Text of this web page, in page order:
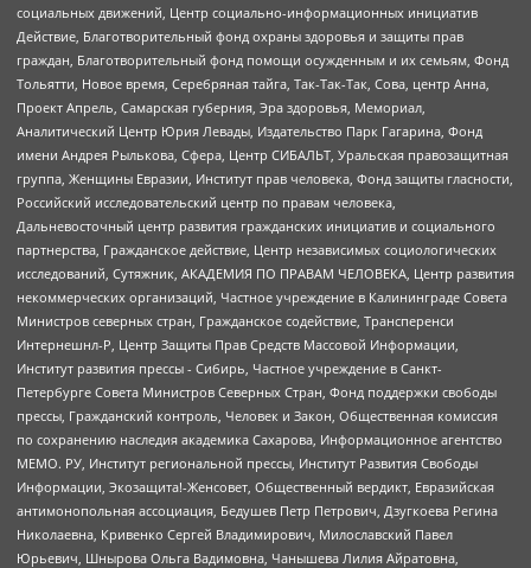
социальных движений, Центр социально-информационных инициатив
Действие, Благотворительный фонд охраны здоровья и защиты прав
граждан, Благотворительный фонд помощи осужденным и их семьям, Фонд
Тольятти, Новое время, Серебряная тайга, Так-Так-Так, Сова, центр Анна,
Проект Апрель, Самарская губерния, Эра здоровья, Мемориал,
Аналитический Центр Юрия Левады, Издательство Парк Гагарина, Фонд
имени Андрея Рылькова, Сфера, Центр СИБАЛЬТ, Уральская правозащитная
группа, Женщины Евразии, Институт прав человека, Фонд защиты гласности,
Российский исследовательский центр по правам человека,
Дальневосточный центр развития гражданских инициатив и социального
партнерства, Гражданское действие, Центр независимых социологических
исследований, Сутяжник, АКАДЕМИЯ ПО ПРАВАМ ЧЕЛОВЕКА, Центр развития
некоммерческих организаций, Частное учреждение в Калининграде Совета
Министров северных стран, Гражданское содействие, Трансперенси
Интернешнл-Р, Центр Защиты Прав Средств Массовой Информации,
Институт развития прессы - Сибирь, Частное учреждение в Санкт-
Петербурге Совета Министров Северных Стран, Фонд поддержки свободы
прессы, Гражданский контроль, Человек и Закон, Общественная комиссия
по сохранению наследия академика Сахарова, Информационное агентство
МЕМО. РУ, Институт региональной прессы, Институт Развития Свободы
Информации, Экозащита!-Женсовет, Общественный вердикт, Евразийская
антимонопольная ассоциация, Бедушев Петр Петрович, Дзугкоева Регина
Николаевна, Кривенко Сергей Владимирович, Милославский Павел
Юрьевич, Шнырова Ольга Вадимовна, Чанышева Лилия Айратовна,